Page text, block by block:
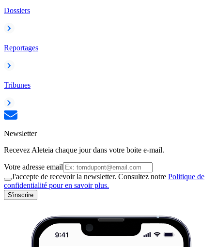
Dossiers
Reportages
Tribunes
Newsletter
Recevez Aleteia chaque jour dans votre boite e-mail.
Votre adresse email
J'accepte de recevoir la newsletter. Consultez notre Politique de
confidentialité pour en savoir plus.
S'inscrire